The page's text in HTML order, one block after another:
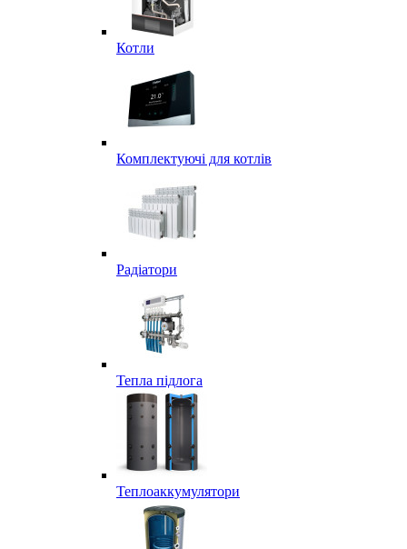
Котли
Комплектуючі для котлів
Радіатори
Тепла підлога
Теплоаккумулятори